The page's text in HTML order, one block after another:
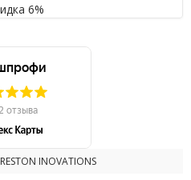
INOVATIONS
6%